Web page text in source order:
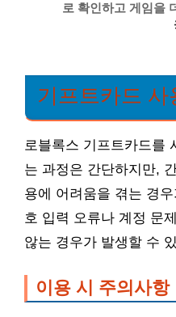
로 확인하고 게임을
기프트카드
로블록스 기프트카드를
는 과정은 간단하지만,
용에 어려움을 겪는 경
호 입력 오류나 계정 문
않는 경우가 발생할 수
이용 시 주의사항